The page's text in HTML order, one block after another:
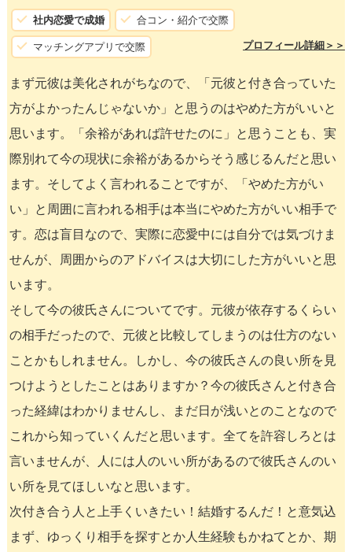
社内恋愛で成婚 合コン・紹介で交際
マッチングアプリで交際 プロフィール詳細＞＞
まず元彼は美化されがちなので、「元彼と付き合っていた
方がよかったんじゃないか」と思うのはやめた方がいいと
思います。「余裕があれば許せたのに」と思うことも、実
際別れて今の現状に余裕があるからそう感じるんだと思い
ます。そしてよく言われることですが、「やめた方がい
い」と周囲に言われる相手は本当にやめた方がいい相手で
す。恋は盲目なので、実際に恋愛中には自分では気づけま
せんが、周囲からのアドバイスは大切にした方がいいと思
います。
そして今の彼氏さんについてです。元彼が依存するくらい
の相手だったので、元彼と比較してしまうのは仕方のない
ことかもしれません。しかし、今の彼氏さんの良い所を見
つけようとしたことはありますか？今の彼氏さんと付き合
った経緯はわかりませんし、まだ日が浅いとのことなので
これから知っていくんだと思います。全てを許容しろとは
言いませんが、人には人のいい所があるので彼氏さんのい
い所を見てほしいなと思います。
次付き合う人と上手くいきたい！結婚するんだ！と意気込
まず、ゆっくり相手を探すとか人生経験もかねてとか、期